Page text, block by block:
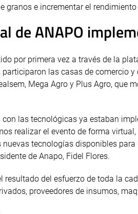
granos e incrementar el
de ANAPO
por primera vez a través de la
, participaron las casas de comercio y
Mega Agro y Plus Agro,
con las tecnológicas ya estaban
realizar el evento de forma
tecnologías disponibles
de Anapo, Fidel Flores.
resultado del esfuerzo de toda la
proveedores de insumos,